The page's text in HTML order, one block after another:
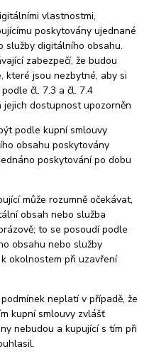
vlastnostmi,
poskytovány ujednané
služby digitálního obsahu.
zabezpečí, že budou
které jsou nezbytné, aby si
čl. 7.3 a čl. 7.4
dostupnost upozorněn
podle kupní smlouvy
obsahu poskytovány
poskytování po dobu
může rozumně očekávat,
obsah nebo služba
to se posoudí podle
obsahu nebo služby
okolnostem při uzavření
neplatí v případě, že
kupní smlouvy zvlášť
nebudou a kupující s tím při